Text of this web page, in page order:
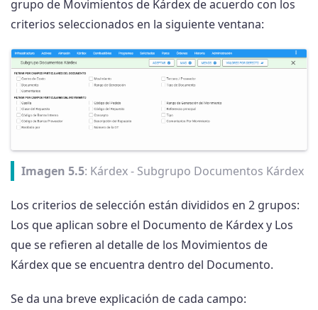
grupo de Movimientos de Kárdex de acuerdo con los
criterios seleccionados en la siguiente ventana:
Imagen 5.5: Kárdex - Subgrupo Documentos Kárdex
Los criterios de selección están divididos en 2 grupos:
Los que aplican sobre el Documento de Kárdex y Los
que se refieren al detalle de los Movimientos de
Kárdex que se encuentra dentro del Documento.
Se da una breve explicación de cada campo: